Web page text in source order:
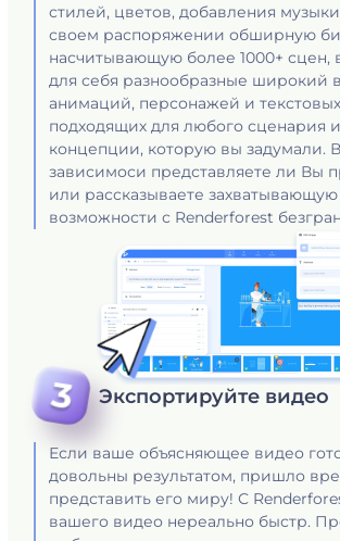
стилей, цветов, добавления
своем распоряжении обширную
насчитывающую более 1000+ сцен,
для себя разнообразные широкий
анимаций, персонажей и
подходящих для любого сценария
концепции, которую вы задумали.
зависимоси представляете ли Вы
или рассказываете
возможности с Renderforest
Экспортируйте видео
Если ваше объясняющее видео
довольны результатом, пришло
представить его миру! С
вашего видео нереально быстр.